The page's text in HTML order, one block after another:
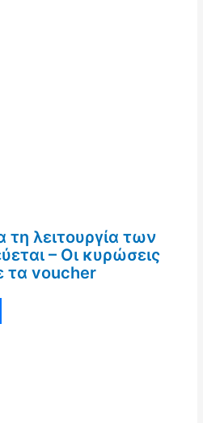
τη λειτουργία των
– Οι κυρώσεις
τα voucher